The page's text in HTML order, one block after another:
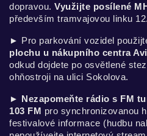
dopravou. Využijte posílené
především tramvajovou linku 12.
► Pro parkování vozidel
plochu u nákupního centra
odkud dojdete po osvětlené
ohňostroji na ulici Sokolova.
► Nezapomeňte rádio s FM
103 FM pro synchronizovanou
festivalové informace (hudbu